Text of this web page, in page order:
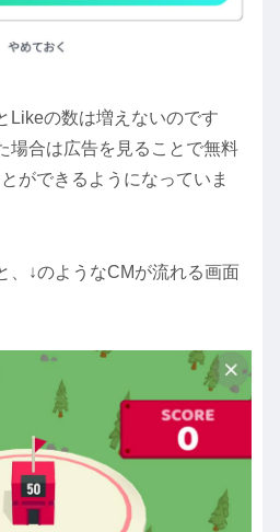
Likeの数は増えないのです
場合は広告を見ることで無料
ができるようになっていま
、↓のようなCMが流れる画面